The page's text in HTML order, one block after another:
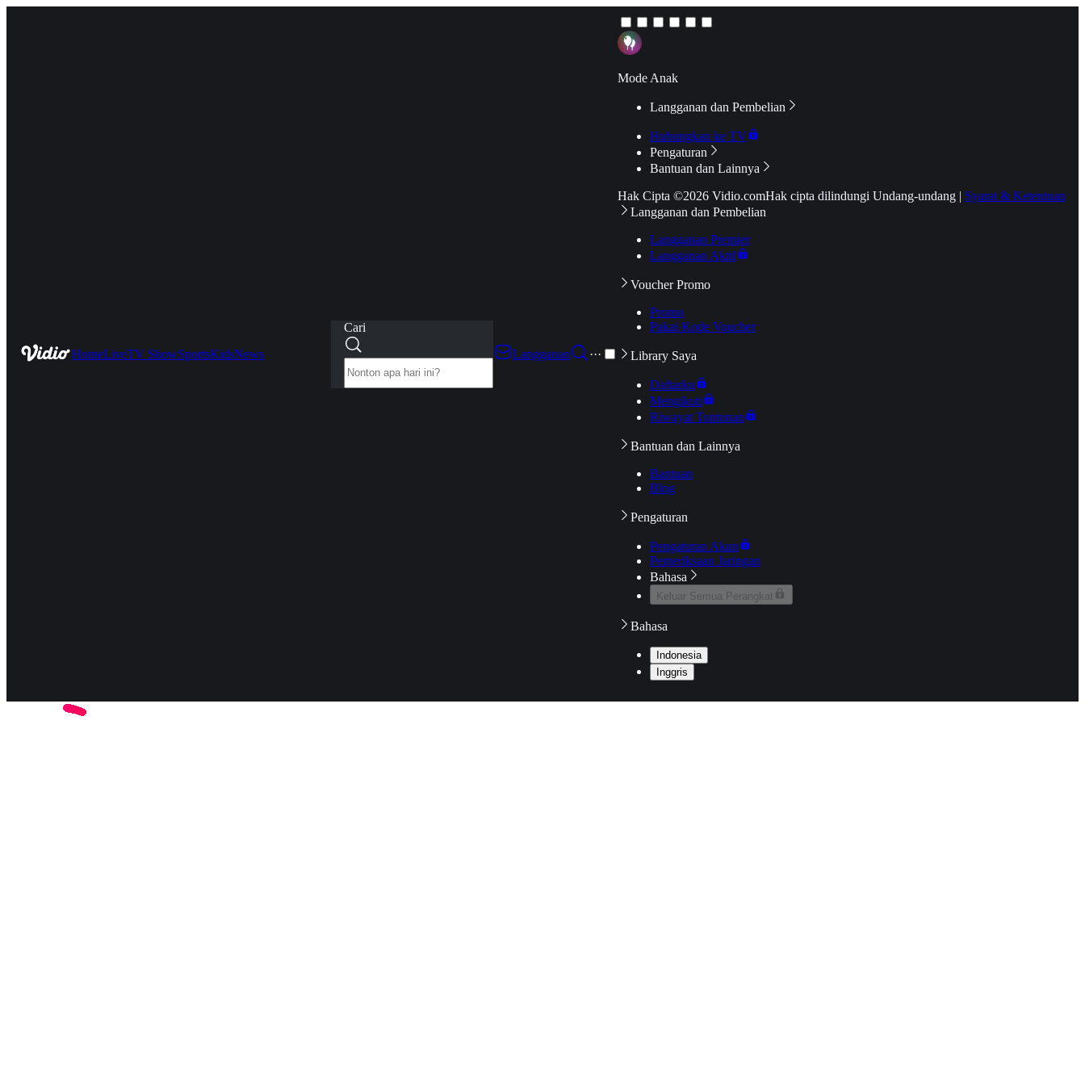
HomeLiveTV ShowSportsKidsNews
Cari
Langganan
···
Mode Anak
Langganan dan Pembelian
Hubungkan ke TV
Pengaturan
Bantuan dan Lainnya
Hak Cipta ©2026 Vidio.comHak cipta dilindungi Undang-undang | Syarat & Ketentuan
Langganan dan Pembelian
Langganan Premier
Langganan Aktif
Voucher Promo
Promo
Pakai Kode Voucher
Library Saya
Daftarku
Mengikuti
Riwayat Tontonan
Bantuan dan Lainnya
Bantuan
Blog
Pengaturan
Pengaturan Akun
Pemeriksaan Jaringan
Bahasa
Keluar Semua Perangkat
Bahasa
Indonesia
Inggris